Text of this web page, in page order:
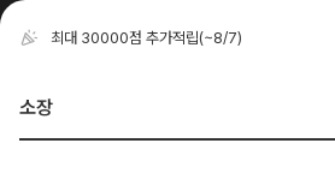
최대 30000점 추가적립(~8/7)
소장